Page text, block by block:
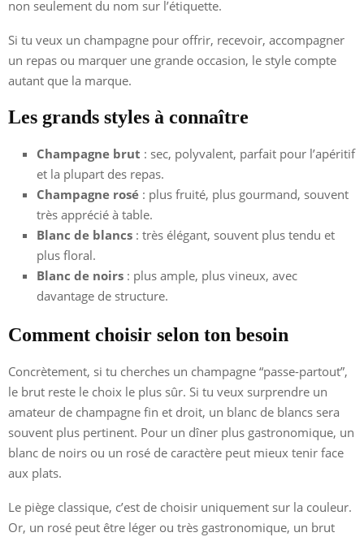
non seulement du nom sur l’étiquette.
Si tu veux un champagne pour offrir, recevoir, accompagner
un repas ou marquer une grande occasion, le style compte
autant que la marque.
Les grands styles à connaître
Champagne brut : sec, polyvalent, parfait pour l’apéritif
et la plupart des repas.
Champagne rosé : plus fruité, plus gourmand, souvent
très apprécié à table.
Blanc de blancs : très élégant, souvent plus tendu et
plus floral.
Blanc de noirs : plus ample, plus vineux, avec
davantage de structure.
Comment choisir selon ton besoin
Concrètement, si tu cherches un champagne “passe-partout”,
le brut reste le choix le plus sûr. Si tu veux surprendre un
amateur de champagne fin et droit, un blanc de blancs sera
souvent plus pertinent. Pour un dîner plus gastronomique, un
blanc de noirs ou un rosé de caractère peut mieux tenir face
aux plats.
Le piège classique, c’est de choisir uniquement sur la couleur.
Or, un rosé peut être léger ou très gastronomique, un brut